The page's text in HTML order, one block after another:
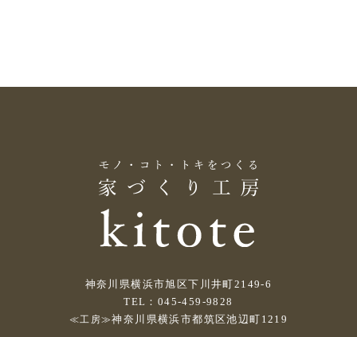
神奈川県横浜市旭区下川井町2149-6
TEL：045-459-9828
≪工房≫神奈川県横浜市都筑区池辺町1219